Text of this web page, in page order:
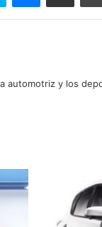
automotriz y los
Nissan
Tiida?